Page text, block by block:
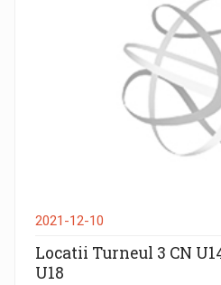
2021-12-10
Locatii Turneul 3 CN
U18